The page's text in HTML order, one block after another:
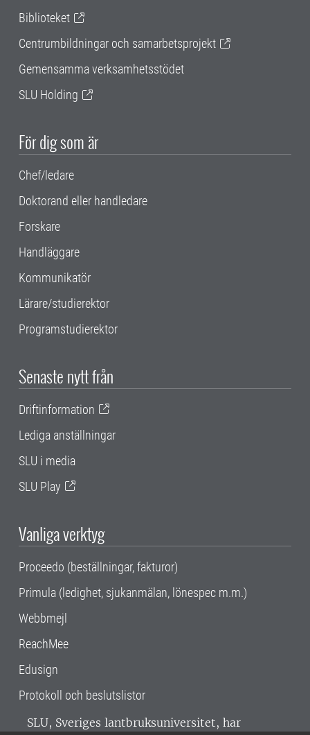
Biblioteket
Centrumbildningar och samarbetsprojekt
Gemensamma verksamhetsstödet
SLU Holding
För dig som är
Chef/ledare
Doktorand eller handledare
Forskare
Handläggare
Kommunikatör
Lärare/studierektor
Programstudierektor
Senaste nytt från
Driftinformation
Lediga anställningar
SLU i media
SLU Play
Vanliga verktyg
Proceedo (beställningar, fakturor)
Primula (ledighet, sjukanmälan, lönespec m.m.)
Webbmejl
ReachMee
Edusign
Protokoll och beslutslistor
SLU, Sveriges lantbruksuniversitet, har